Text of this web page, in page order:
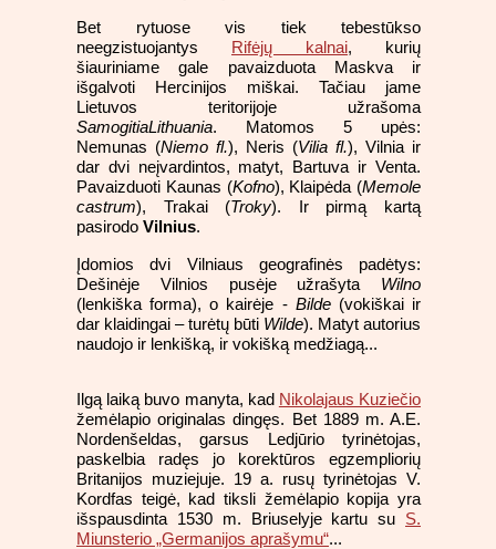
Bet rytuose vis tiek tebestūkso
neegzistuojantys Rifėjų kalnai, kurių
šiauriniame gale pavaizduota Maskva ir
išgalvoti Hercinijos miškai. Tačiau jame
Lietuvos teritorijoje užrašoma
SamogitiaLithuania. Matomos 5 upės:
Nemunas (Niemo fl.), Neris (Vilia fl.), Vilnia ir
dar dvi neįvardintos, matyt, Bartuva ir Venta.
Pavaizduoti Kaunas (Kofno), Klaipėda (Memole
castrum), Trakai (Troky). Ir pirmą kartą
pasirodo Vilnius.
Įdomios dvi Vilniaus geografinės padėtys:
Dešinėje Vilnios pusėje užrašyta Wilno
(lenkiška forma), o kairėje - Bilde(vokiškai ir
dar klaidingai – turėtų būti Wilde). Matyt autorius
naudojo ir lenkišką, ir vokišką medžiagą...
Ilgą laiką buvo manyta, kad Nikolajaus Kuziečio
žemėlapio originalas dingęs. Bet 1889 m. A.E.
Nordenšeldas, garsus Ledjūrio tyrinėtojas,
paskelbia radęs jo korektūros egzempliorių
Britanijos muziejuje. 19 a. rusų tyrinėtojas V.
Kordfas teigė, kad tiksli žemėlapio kopija yra
išspausdinta 1530 m. Briuselyje kartu su S.
Miunsterio „Germanijos aprašymu“...